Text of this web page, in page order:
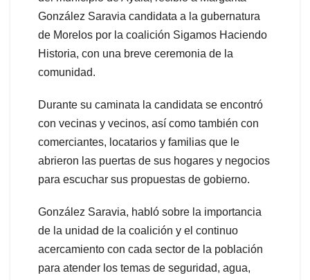
González Saravia candidata a la gubernatura
de Morelos por la coalición Sigamos Haciendo
Historia, con una breve ceremonia de la
comunidad.
Durante su caminata la candidata se encontró
con vecinas y vecinos, así como también con
comerciantes, locatarios y familias que le
abrieron las puertas de sus hogares y negocios
para escuchar sus propuestas de gobierno.
González Saravia, habló sobre la importancia
de la unidad de la coalición y el continuo
acercamiento con cada sector de la población
para atender los temas de seguridad, agua,